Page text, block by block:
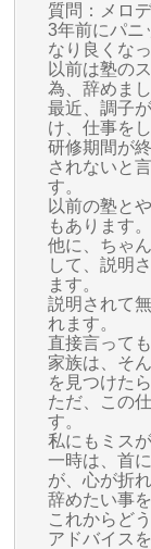
質問：メロ
3年前にパニ
なり良くな
以前は塾の
為、辞めまし
最近、調子
け、仕事を
研修期間が
されないと
す。
以前の塾と
もあります。
他に、ちゃ
して、説明
ます。
説明されて
れます。
直接言って
家族は、そ
を見つけた
ただ、この
す。
私にもミス
一時は、首
が、心が折
辞めたい事
これからど
アドバイス